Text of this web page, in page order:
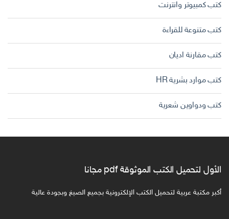
كتب كمبيوتر وانترنت
كتب متنوعة للقراءة
كتب مقارنة اديان
كتب موارد بشرية HR
كتب ودواوين شعرية
الأول لتحميل الكتب الموثوقة pdf مجانا
أكبر مكتبة عربية لتحميل الكتب الإلكترونية بجميع الصيغ وبجودة عالية